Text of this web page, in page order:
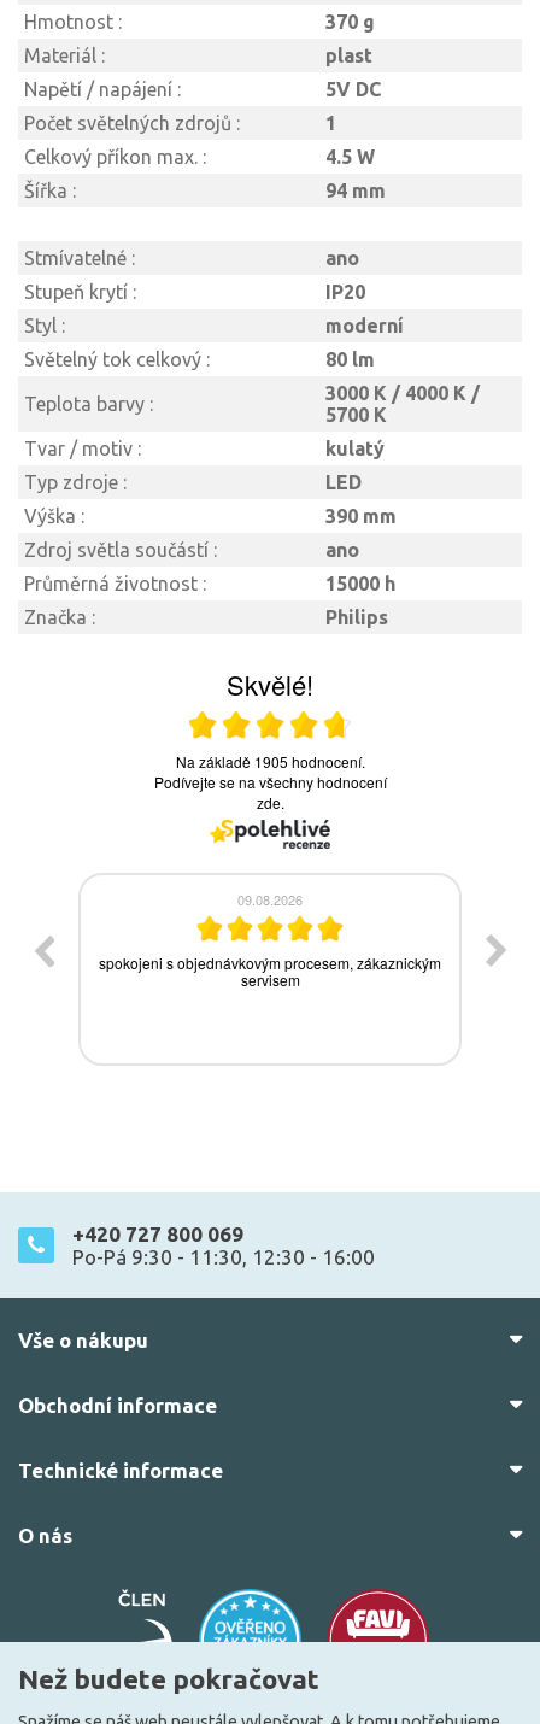
Hmotnost :
370 g
Materiál :
plast
Napětí / napájení :
5V DC
Počet světelných zdrojů :
1
Celkový příkon max. :
4.5 W
Šířka :
94 mm
Stmívatelné :
ano
Stupeň krytí :
IP20
Styl :
moderní
Světelný tok celkový :
80 lm
Teplota barvy :
3000 K / 4000 K /
5700 K
Tvar / motiv :
kulatý
Typ zdroje :
LED
Výška :
390 mm
Zdroj světla součástí :
ano
Průměrná životnost :
15000 h
Značka :
Philips
+420 727 800 069
Po-Pá 9:30 - 11:30, 12:30 - 16:00
Vše o nákupu
Obchodní informace
Technické informace
O nás
Než budete pokračovat